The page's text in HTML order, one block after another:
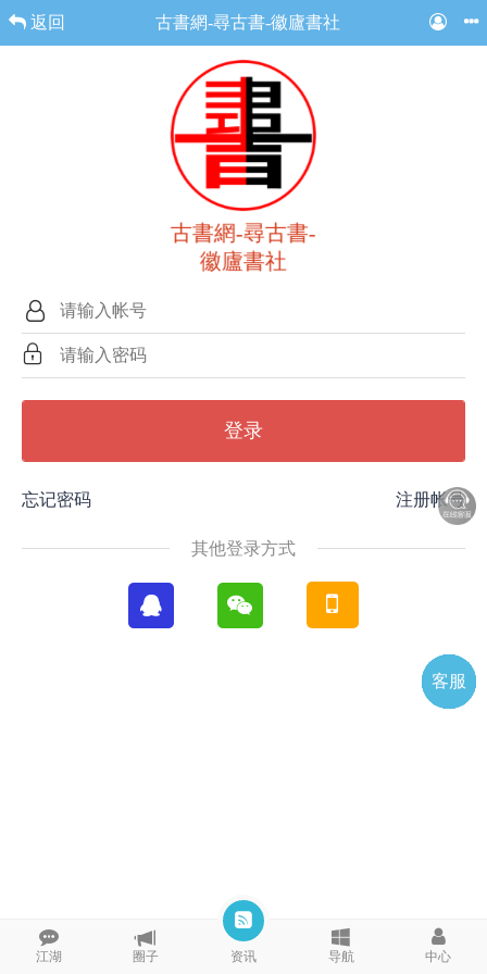
返回 古書網-尋古書-徽廬書社
古書網-尋古書-
徽廬書社
登录
忘记密码 注册帐号
其他登录方式
江湖 圈子 资讯 导航 中心
客服
QQ
电话
微信
微聊
TOP